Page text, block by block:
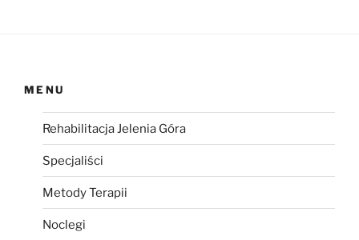
MENU
Rehabilitacja Jelenia Góra
Specjaliści
Metody Terapii
Noclegi